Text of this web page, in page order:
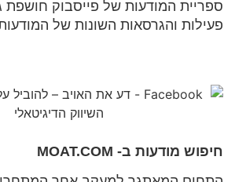
ספריית המודעות של פייסבוק חושפת
פעילות והגרסאות השונות של
חיפוש מודעות ב- MOAT.COM